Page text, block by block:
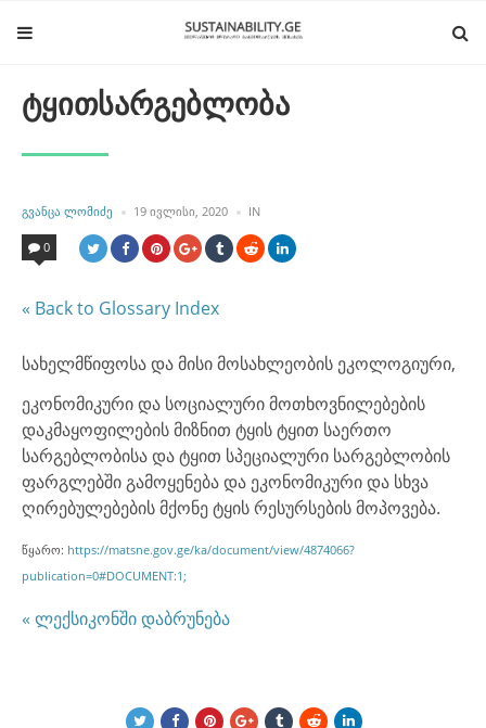
ტყითსარგებლობა
POSTED
BY
ᲒᲕᲐᲜᲪᲐ ᲚᲝᲛᲘᲫᲔ 19 ᲘᲕᲚᲘᲡᲘ, 2020 INPOSTED
IN
0
« Back to Glossary Index
სახელმწიფოსა და მისი მოსახლეობის ეკოლოგიური,
ეკონომიკური და სოციალური მოთხოვნილებების
დაკმაყოფილების მიზნით ტყის ტყით საერთო
სარგებლობისა და ტყით სპეციალური სარგებლობის
ფარგლებში გამოყენება და ეკონომიკური და სხვა
ღირებულებების მქონე ტყის რესურსების მოპოვება.
წყარო: https://matsne.gov.ge/ka/document/view/4874066?
publication=0#DOCUMENT:1;
« ლექსიკონში დაბრუნება